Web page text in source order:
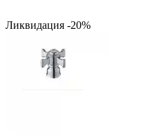
Ликвидация -20%